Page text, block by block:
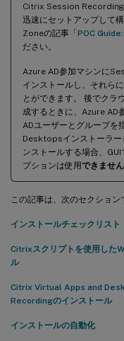
Citrix Session
迅速にセットアップして
Zoneの記事「POC
ださい。
Azure AD参加マシンに
インストールし、それら
とができます。 後でクラ
成するときに、Azure AD
ADユーザーとグループ
Desktopsインストーラ
ンストールする場合、GUI
プションは使用できません
この記事は、次のセクション
インストールチェックリスト
Citrixスクリプトを使用した
ル
Citrix Virtual Apps and
Recordingのインストール
インストールの自動化
Azure SQL Managed
Recordingデータベー
クラウドSQL
Azure SQL Managed
の実稼働データベース
Azure VM上のSQL
インストール
Google Cloud SQL
インストール
Session Recordingのアンインスト
Session Recordingサ
接続された展開を表示
受信したイベントを表